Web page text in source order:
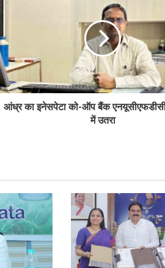
पीएम-किसान योजना के विस्तार का
निर्वाचित
ओडिशा के 29.5 लाख किसानों को मिला
का लाभ: राज्य मंत्री
मोहोल और गुर्जर ने की प्रमुख सहकारी
आंध्र का इनेसपेटा को-ऑप बैंक
में उतरा